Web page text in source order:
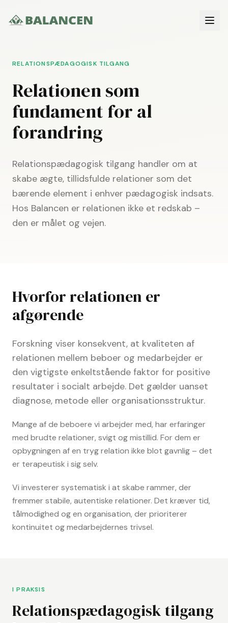
RELATIONSPÆDAGOGISK TILGANG
Relationen som
fundament for al
forandring
Relationspædagogisk tilgang handler om at
skabe ægte, tillidsfulde relationer som det
bærende element i enhver pædagogisk indsats.
Hos Balancen er relationen ikke et redskab –
den er målet og vejen.
Hvorfor relationen er
afgørende
Forskning viser konsekvent, at kvaliteten af
relationen mellem beboer og medarbejder er
den vigtigste enkeltstående faktor for positive
resultater i socialt arbejde. Det gælder uanset
diagnose, metode eller organisationsstruktur.
Mange af de beboere vi arbejder med, har erfaringer
med brudte relationer, svigt og mistillid. For dem er
opbygningen af en tryg relation ikke blot gavnlig – det
er terapeutisk i sig selv.
Vi investerer systematisk i at skabe rammer, der
fremmer stabile, autentiske relationer. Det kræver tid,
tålmodighed og en organisation, der prioriterer
kontinuitet og medarbejdernes trivsel.
I PRAKSIS
Relationspædagogisk tilgang